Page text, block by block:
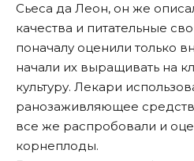
Сьеса да Леон, он же
качества и питательные
поначалу оценили только
начали их выращивать на
культуру. Лекари
ранозаживляющее
все же распробовали и
корнеплоды.